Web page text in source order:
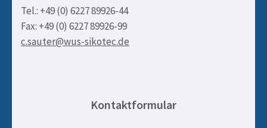
Tel.: +49 (0) 6227 89926-44
Fax: +49 (0) 6227 89926-99
c.sauter@wus-sikotec.de
Kontaktformular